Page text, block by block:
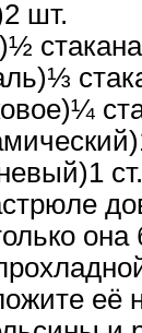
шт.
стакана
она
её